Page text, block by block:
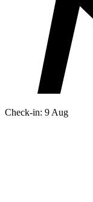
Check-in: 9 Aug